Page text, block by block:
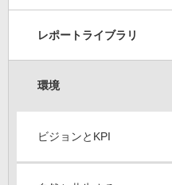
レポートライブラリ
環境
ビジョンとKPI